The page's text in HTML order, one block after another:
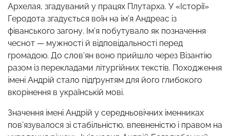
Архелая, згадуваний у працях Плутарха. У «Історії»
Геродота згадується воїн на ім’я Андреас із
фіванського загону. Ім’я побутувало як позначення
чеснот — мужності й відповідальності перед
громадою. До слов’ян воно прийшло через Візантію
разом із перекладами літургійних текстів. Походження
імені Андрій стало підґрунтям для його глибокого
вкорінення в українській мові.
Значення імені Андрій у середньовічних іменниках
пов’язувалося зі стабільністю, впевненістю і правом на